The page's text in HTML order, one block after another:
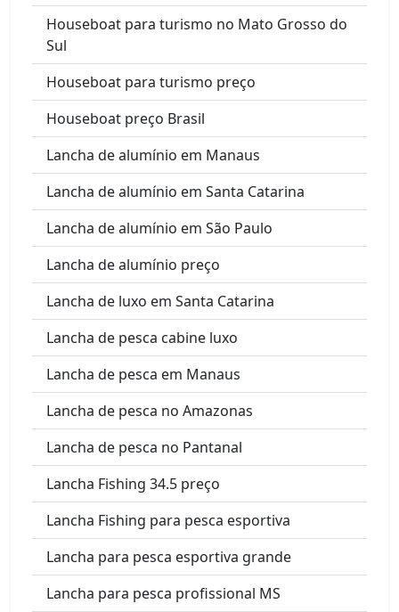
Houseboat para turismo no Mato Grosso do
Sul
Houseboat para turismo preço
Houseboat preço Brasil
Lancha de alumínio em Manaus
Lancha de alumínio em Santa Catarina
Lancha de alumínio em São Paulo
Lancha de alumínio preço
Lancha de luxo em Santa Catarina
Lancha de pesca cabine luxo
Lancha de pesca em Manaus
Lancha de pesca no Amazonas
Lancha de pesca no Pantanal
Lancha Fishing 34.5 preço
Lancha Fishing para pesca esportiva
Lancha para pesca esportiva grande
Lancha para pesca profissional MS